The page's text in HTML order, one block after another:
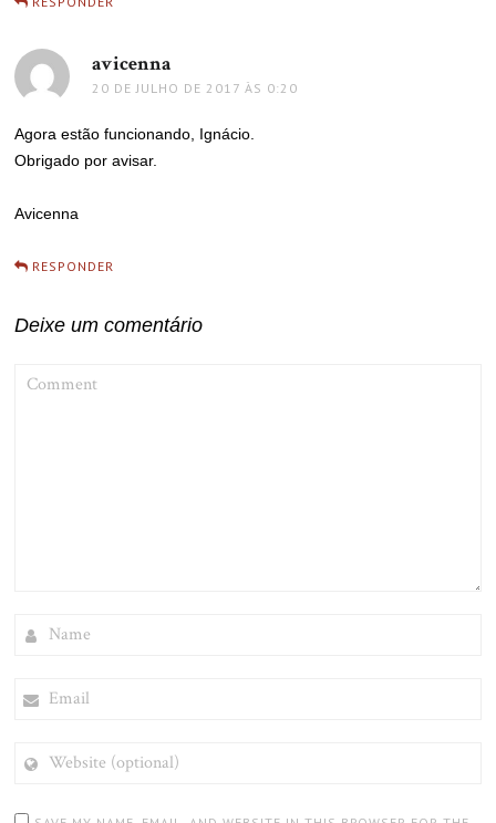
avicenna
20 DE JULHO DE 2017 ÀS 0:20
Agora estão funcionando, Ignácio.
Obrigado por avisar.
Avicenna
RESPONDER
Deixe um comentário
(OPTIONAL)